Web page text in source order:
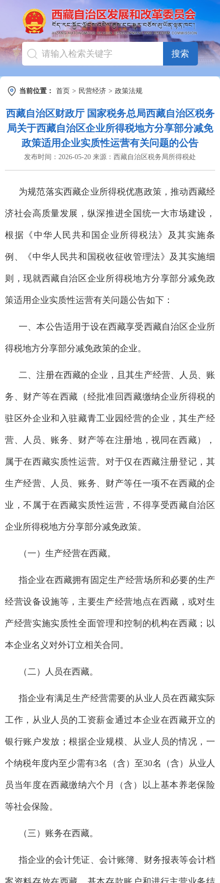
搜索
当前位置： 首页 > 民营经济 > 政策法规
西藏自治区财政厅 国家税务总局西藏自治区税务
局关于西藏自治区企业所得税地方分享部分减免
政策适用企业实质性运营有关问题的公告
发布时间： 2026-05-20 来源： 西藏自治区税务局所得税处
为规范落实西藏企业所得税优惠政策，推动西藏经
济社会高质量发展，纵深推进全国统一大市场建设，
根据《中华人民共和国企业所得税法》及其实施条
例、《中华人民共和国税收征收管理法》及其实施细
则，现就西藏自治区企业所得税地方分享部分减免政
策适用企业实质性运营有关问题公告如下：
一、本公告适用于设在西藏享受西藏自治区企业所
得税地方分享部分减免政策的企业。
二、注册在西藏的企业，且其生产经营、人员、账
务、财产等在西藏（经批准回西藏缴纳企业所得税的
驻区外企业和入驻藏青工业园经营的企业，其生产经
营、人员、账务、财产等在注册地，视同在西藏），
属于在西藏实质性运营。对于仅在西藏注册登记，其
生产经营、人员、账务、财产等任一项不在西藏的企
业，不属于在西藏实质性运营，不得享受西藏自治区
企业所得税地方分享部分减免政策。
（一）生产经营在西藏。
指企业在西藏拥有固定生产经营场所和必要的生产
经营设备设施等，主要生产经营地点在西藏，或对生
产经营实施实质性全面管理和控制的机构在西藏；以
本企业名义对外订立相关合同。
（二）人员在西藏。
指企业有满足生产经营需要的从业人员在西藏实际
工作，从业人员的工资薪金通过本企业在西藏开立的
银行账户发放；根据企业规模、从业人员的情况，一
个纳税年度内至少需有3名（含）至30名（含）从业人
员当年度在西藏缴纳六个月（含）以上基本养老保险
等社会保险。
（三）账务在西藏。
指企业的会计凭证、会计账簿、财务报表等会计档